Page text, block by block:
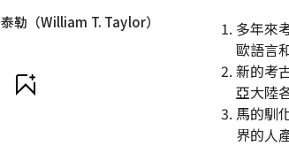
泰勒（William T. Taylor）
多年來
歐語言
新的考
亞大陸
馬的馴
界的人